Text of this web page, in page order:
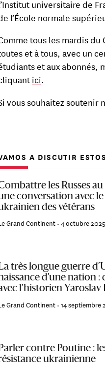
universitaire de
l’École normale
tous les mardis
et à tous, avec un
et aux abonnés,
ici.
vous souhaitez soutenir
A DISCUTIR
les Russes
conversation avec
des vétérans
Grand Continent •4 octubre 2025
très longue guerre
d’une nation
l’historien Yaroslav
Grand Continent •14 septiembre
contre Poutine :
ukrainienne